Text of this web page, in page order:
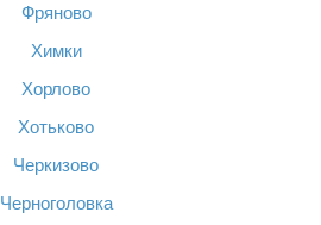
Фряново
Химки
Хорлово
Хотьково
Черкизово
Черноголовка